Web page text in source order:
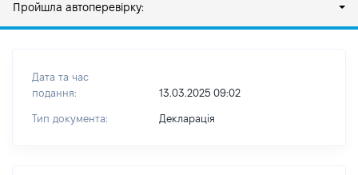
Пройшла автоперевірку:
Дата та час
подання:
13.03.2025 09:02
Тип документа: Декларація